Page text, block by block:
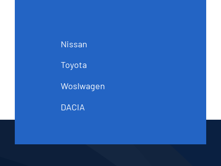
Nissan
Toyota
Woslwagen
DACIA